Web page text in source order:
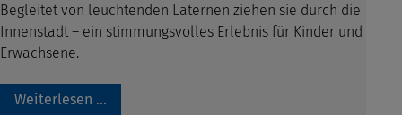
Begleitet von leuchtenden Laternen ziehen sie durch die
Innenstadt – ein stimmungsvolles Erlebnis für Kinder und
Erwachsene.
Weiterlesen …